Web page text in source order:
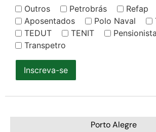
Outros Petrobrás
Refap
Aposentados
Polo Naval
TEDUT
TENIT
Transpetro
Inscreva-se
Porto Alegre